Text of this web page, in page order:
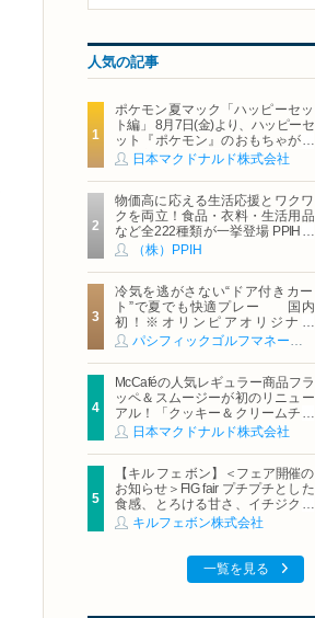
人気の記事
ポケモン夏マック「ハッピーセッ
ト編」 8月7日(金)より、ハッピーセ
ット『ポケモン』のおもちゃが期
間限定登場
日本マクドナルド株式会社
物価高に応える生活応援とワクワ
クを両立！食品・衣料・生活用品
など全222種類が一挙登場 PPIHグ
ループ「夏福袋」＆セール 8月6日
(木)より順次スタート
（株）PPIH
冷気を逃がさない“ドア付きカー
ト”で夏でも快適プレー 国内
初！※オリンピアオリジナル
「AirCon Cart（エアコンカー
ト）」導入 | ＰＧＭ
McCaféの人気レギュラー商品フラ
ッペ＆スムージーが初のリニュー
アル！「クッキー＆クリームチョ
コフラッペ」「マンゴースムージ
ー」8月5日（水）から販売開始
日本マクドナルド株式会社
【キル フェ ボン】＜フェア開催の
お知らせ＞FIG fair プチプチとした
食感、とろける甘さ、イチジクの
魅力をたっぷりと。新作を含め、
イチジク尽くしの全4種が登場8月
キルフェボン株式会社
一覧を見る